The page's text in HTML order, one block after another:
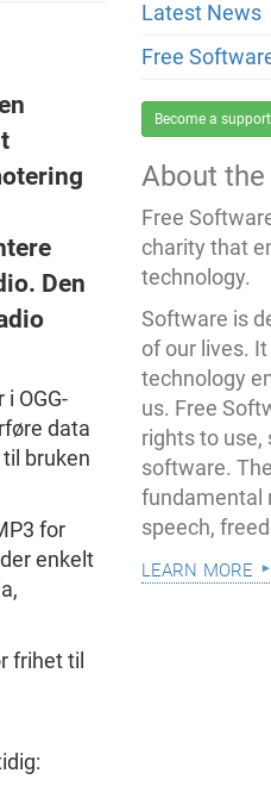
Den
OGG-
data
bruken
for
enkelt
frihet til
Latest News
Free
Become a
About the
Free
charity that
technology.
Software is
of our lives.
technology
us. Free
rights to use,
software.
fundamental
speech,
learn more